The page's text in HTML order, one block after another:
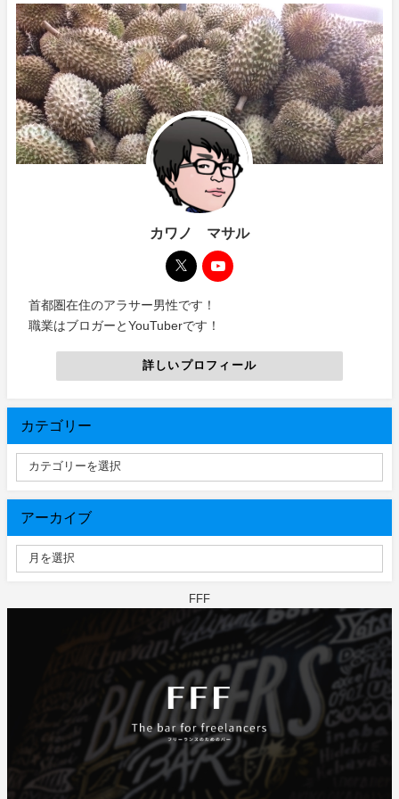
カワノ マサル
首都圏在住のアラサー男性です！
職業はブロガーとYouTuberです！
詳しいプロフィール
カテゴリー
アーカイブ
FFF